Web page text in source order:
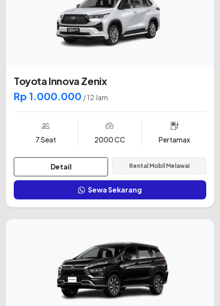
Toyota Innova Zenix
Rp 1.000.000 / 12 Jam
7 Seat 2000 CC Pertamax
Detail Rental Mobil Melawai
Sewa Sekarang